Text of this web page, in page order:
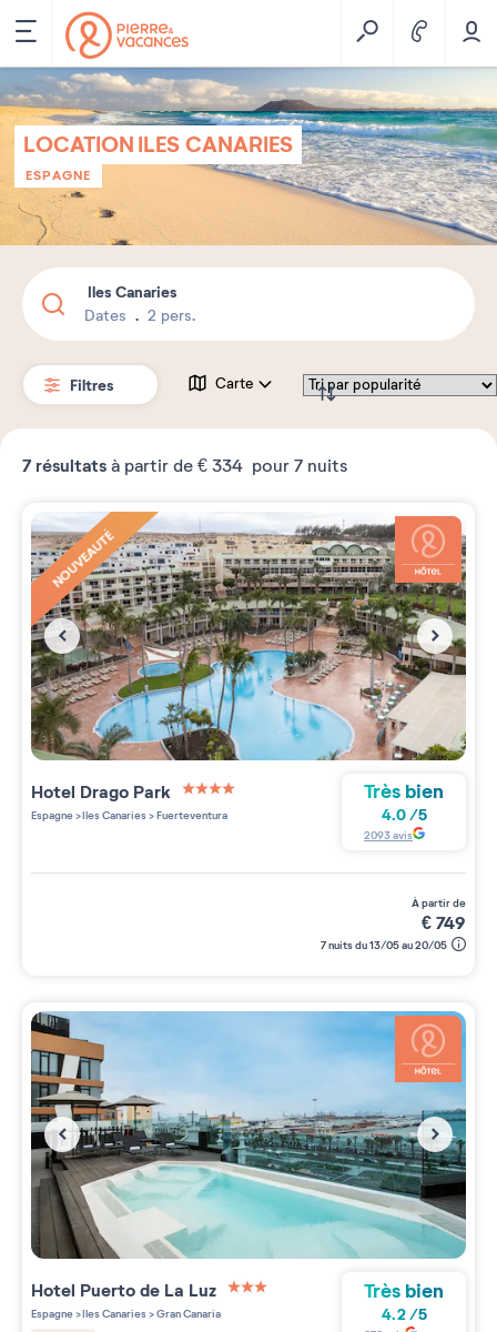
LOCATION ILES CANARIES
ESPAGNE
Iles Canaries
Dates 2 pers.
Filtres Carte
7 résultats à partir de € 334 pour 7 nuits
NOUVEAUTÉ
Hotel Drago Park
4 étoiles sur 5
Espagne>Iles Canaries>Fuerteventura
Très bien
4.0/5
2093avis
à partir de
€749
7 nuits du 13/05 au 20/05
Hotel Puerto de La Luz
Espagne>Iles Canaries>Gran Canaria
Très bien
4.2 /5